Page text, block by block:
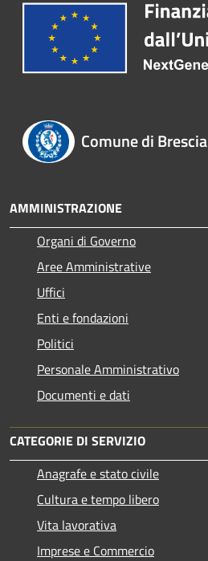
Comune di Brescia
AMMINISTRAZIONE
Organi di Governo
Aree Amministrative
Uffici
Enti e fondazioni
Politici
Personale Amministrativo
Documenti e dati
CATEGORIE DI SERVIZIO
Anagrafe e stato civile
Cultura e tempo libero
Vita lavorativa
Imprese e Commercio